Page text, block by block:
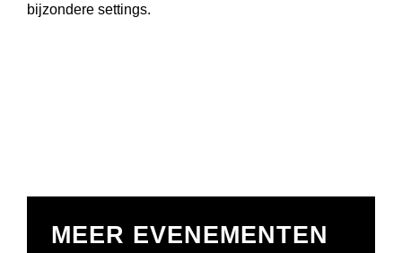
bijzondere settings.
MEER EVENEMENTEN